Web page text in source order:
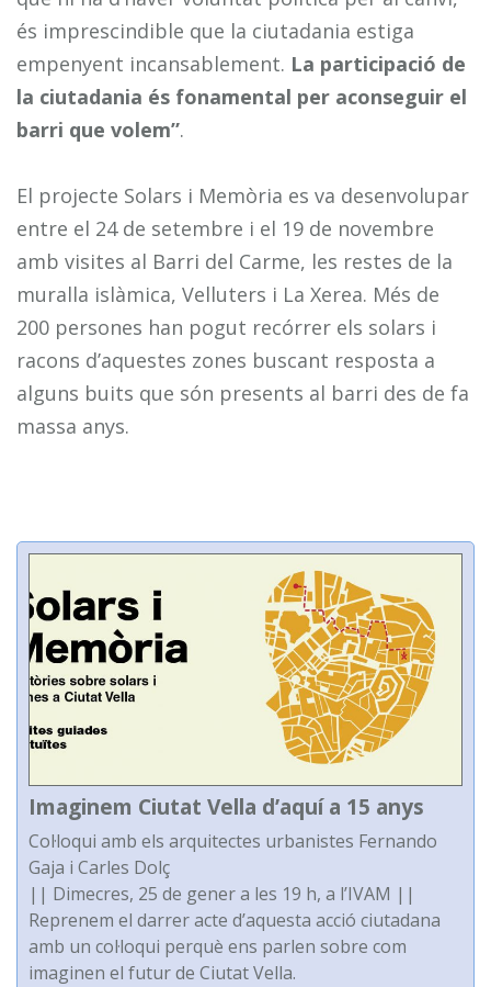
és imprescindible que la ciutadania estiga
empenyent incansablement. La participació de
la ciutadania és fonamental per aconseguir el
barri que volem”.
El projecte Solars i Memòria es va desenvolupar
entre el 24 de setembre i el 19 de novembre
amb visites al Barri del Carme, les restes de la
muralla islàmica, Velluters i La Xerea. Més de
200 persones han pogut recórrer els solars i
racons d’aquestes zones buscant resposta a
alguns buits que són presents al barri des de fa
massa anys.
Imaginem Ciutat Vella d’aquí a 15 anys
Col·loqui amb els arquitectes urbanistes Fernando
Gaja i Carles Dolç
|| Dimecres, 25 de gener a les 19 h, a l’IVAM ||
Reprenem el darrer acte d’aquesta acció ciutadana
amb un col·loqui perquè ens parlen sobre com
imaginen el futur de Ciutat Vella.